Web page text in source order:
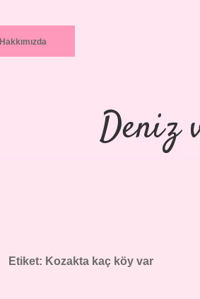
Hakkımızda
Deniz
Etiket: Kozakta kaç köy var